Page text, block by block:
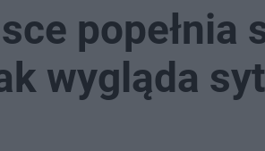
popełnia
wygląda